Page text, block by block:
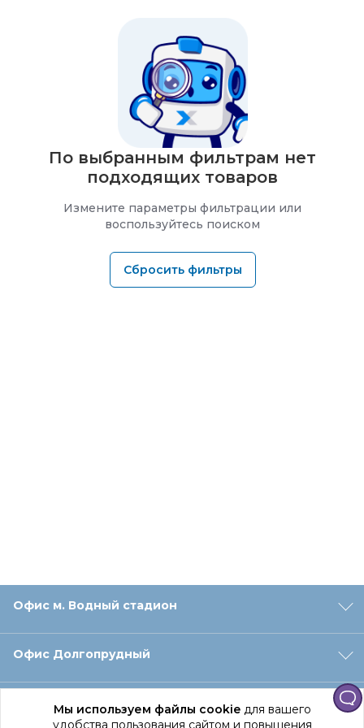
Мы используем файлы cookieдля вашего
удобства пользования сайтом и повышения
По выбранным фильтрам нет
подходящих товаров
Измените параметры фильтрации или
воспользуйтесь поиском
Сбросить фильтры
Офис м. Водный стадион
Офис Долгопрудный
Офис Санкт‑Петербург